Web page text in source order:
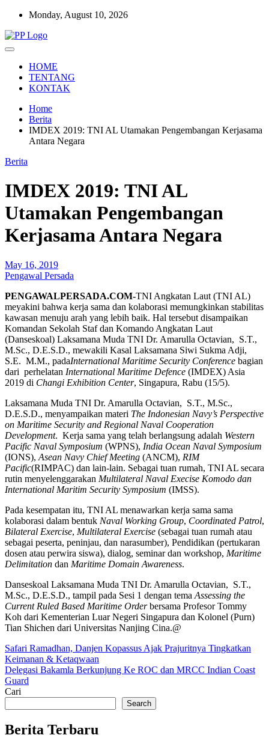
Skip
content
Monday, August 10, 2026
Pengawal Persada
HOME
TENTANG
KONTAK
Home
Berita
IMDEX 2019: TNI AL Utamakan Pengembangan Kerjasama
Antara Negara
Berita
IMDEX 2019: TNI AL
Utamakan Pengembangan
Kerjasama Antara Negara
May 16, 2019
Pengawal Persada
PENGAWALPERSADA.COM-TNI Angkatan Laut (TNI AL)
meyakini bahwa kerja sama dan kolaborasi memungkinkan stabilitas
kawasan menuju arah yang lebih baik. Hal tersebut disampaikan
Komandan Sekolah Staf dan Komando Angkatan Laut
(Danseskoal) Laksamana Muda TNI Dr. Amarulla Octavian, S.T.,
M.Sc., D.E.S.D., mewakili Kasal Laksamana Siwi Sukma Adji,
S.E. M.M., padaInternational Maritime Security Conference bagian
dari perhelatan International Maritime Defence (IMDEX) Asia
2019 di Changi Exhibition Center, Singapura, Rabu (15/5).
Laksamana Muda TNI Dr. Amarulla Octavian, S.T., M.Sc.,
D.E.S.D., menyampaikan materi The Indonesian Navy’s Perspective
on Maritime Security and Regional Naval Cooperation
Development. Kerja sama yang telah berlangsung adalah Western
Pacific Naval Symposium (WPNS), India Ocean Naval Symposium
(IONS), Asean Navy Chief Meeting (ANCM), RIM
Pacific(RIMPAC) dan lain-lain. Sebagai tuan rumah, TNI AL secara
rutin menyelenggarakan Multilateral Naval Execise Komodo dan
International Maritim Security Symposium (IMSS).
Pada kesempatan itu, TNI AL menawarkan kerja sama sama
kolaborasi dalam bentuk Naval Working Group, Coordinated Patrol,
Bilateral Exercise, Multilateral Exercise (sebagai tuan rumah atau
sebagai peserta, peninjau, dan narasumber), Pendidikan (pertukaran
dosen atau perwira siswa), dialog, seminar dan workshop, Maritime
Delimitation dan Maritime Domain Awareness.
Danseskoal Laksamana Muda TNI Dr. Amarulla Octavian, S.T.,
M.Sc., D.E.S.D., tampil pada Sesi 1 dengan tema Assessing the
Current Ruled Based Maritime Orderbersama Profesor Tommy
Koh dari Kementerian Luar Negeri Singapura dan Kolonel (Purn)
Tian Shichen dari Universitas Nanjing Cina.@
Post
navigation
Safari Ramadhan, Danjen Kopassus Ajak Prajuritnya Tingkatkan
Keimanan & Ketaqwaan
Delegasi Bakamla Berkunjung Ke ROC dan MRCC Indian Coast
Guard
Cari
Search
Berita Terbaru